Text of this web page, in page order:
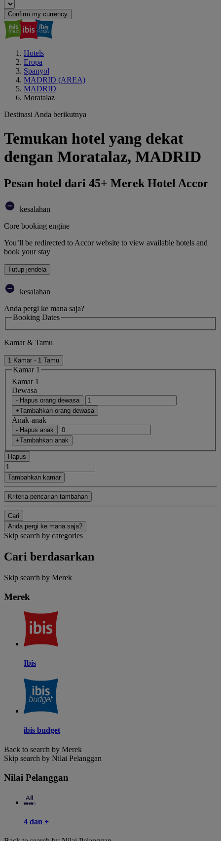
Confirm my currency
Hotels
Eropa
Spanyol
MADRID (AREA)
MADRID
Moratalaz
Destinasi Anda berikutnya
Temukan hotel yang dekat
dengan Moratalaz, MADRID
Pesan hotel dari 45+ Merek Hotel Accor
kesalahan
Core booking engine
You’ll be redirected to Accor website to view available hotels and
book your stay
Tutup jendela
kesalahan
Anda pergi ke mana saja?
Booking Dates
Kamar & Tamu
1 Kamar - 1 Tamu
Kamar 1
Kamar 1
Dewasa
- Hapus orang dewasa
+Tambahkan orang dewasa
Anak-anak
- Hapus anak
+Tambahkan anak
Hapus
Tambahkan kamar
Kriteria pencarian tambahan
Cari
Anda pergi ke mana saja?
Skip search by categories
Cari berdasarkan
Skip search by Merek
Merek
Ibis
ibis budget
Back to search by Merek
Skip search by Nilai Pelanggan
Nilai Pelanggan
4 dan +